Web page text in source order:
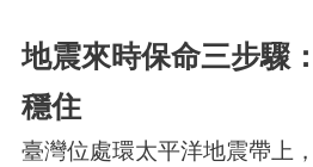
地震來時保命三步驟
穩住
臺灣位處環太平洋地震帶上